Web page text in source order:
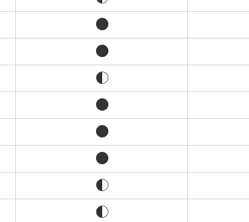
●
●
◐
●
●
●
◐
◐